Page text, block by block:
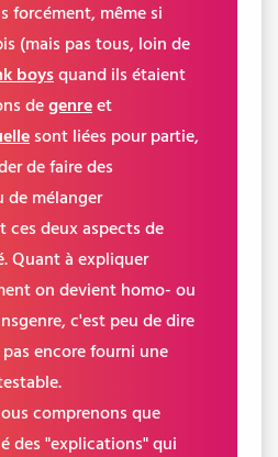
forcément, même si
(mais pas tous, loin de
boysquand ils étaient
degenreet
sont liées pour partie,
de faire des
de mélanger
ces deux aspects de
Quant à expliquer
on devient homo- ou
c'est peu de dire
encore fourni une
comprenons que
des "explications" qui